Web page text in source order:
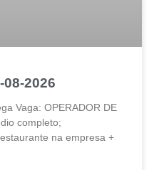
2026
Vaga: OPERADOR DE
completo;
na empresa +